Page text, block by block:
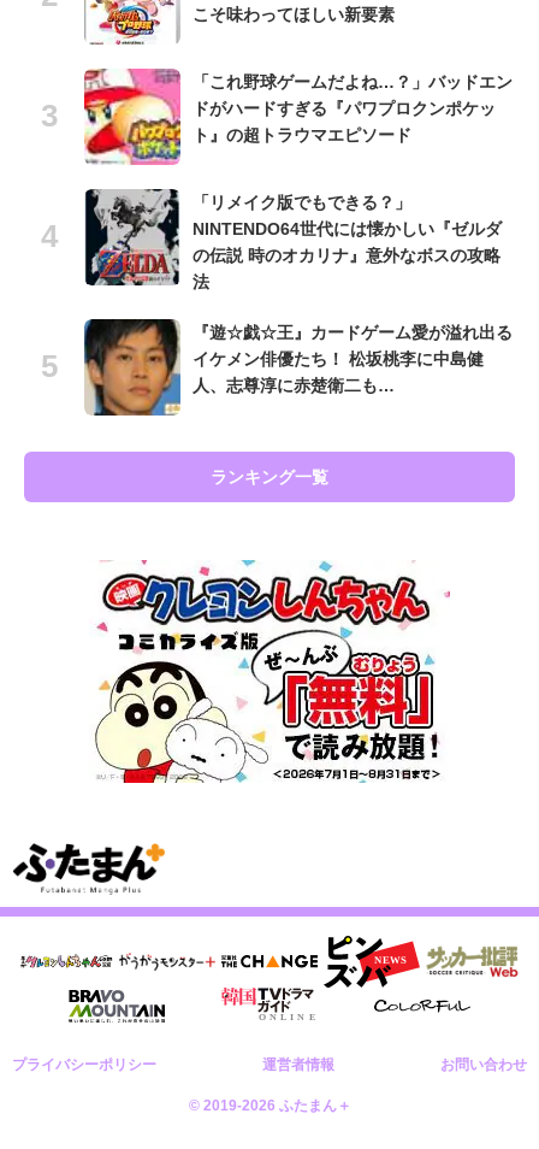
こそ味わってほしい新要素
「これ野球ゲームだよね…？」バッドエン
ドがハードすぎる『パワプロクンポケッ
ト』の超トラウマエピソード
「リメイク版でもできる？」
NINTENDO64世代には懐かしい『ゼルダ
の伝説 時のオカリナ』意外なボスの攻略
法
『遊☆戯☆王』カードゲーム愛が溢れ出る
イケメン俳優たち！ 松坂桃李に中島健
人、志尊淳に赤楚衛二も…
ランキング一覧
プライバシーポリシー 運営者情報 お問い合わせ
© 2019-2026 ふたまん＋